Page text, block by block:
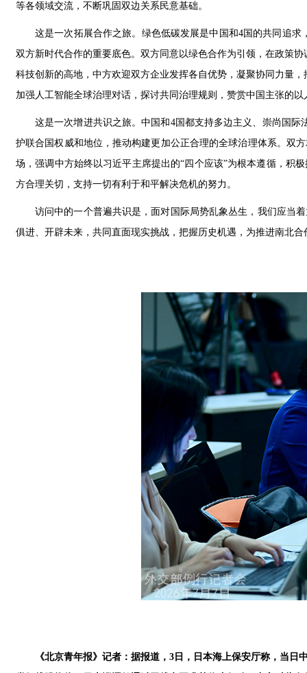
等各领域交流，不断巩固双边关系民意基础。
这是一次拓展合作之旅。绿色低碳发展是中国和4国的共同追
双方新时代合作的重要底色。双方同意以绿色合作为引领，在政策
科技创新的高地，中方欢迎双方企业发挥各自优势，凝聚协同力量
加强人工智能全球治理对话，探讨共同治理规则，赞赏中国主张的
这是一次增进共识之旅。中国和4国都支持多边主义、崇尚国
护联合国权威和地位，推动构建更加公正合理的全球治理体系。双
场，强调中方始终以习近平主席提出的“四个应该”为根本遵循，积
方合理关切，支持一切有利于和平解决危机的努力。
访问中的一个普遍共识是，面对国际局势乱象丛生，我们应当
俱进、开辟未来，共同直面现实挑战，把握历史机遇，为推进南北
《北京青年报》记者：据报道，3日，日本海上保安厅称，当